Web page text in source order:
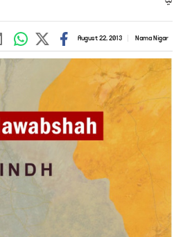
Nama Nigar
August 22, 2013